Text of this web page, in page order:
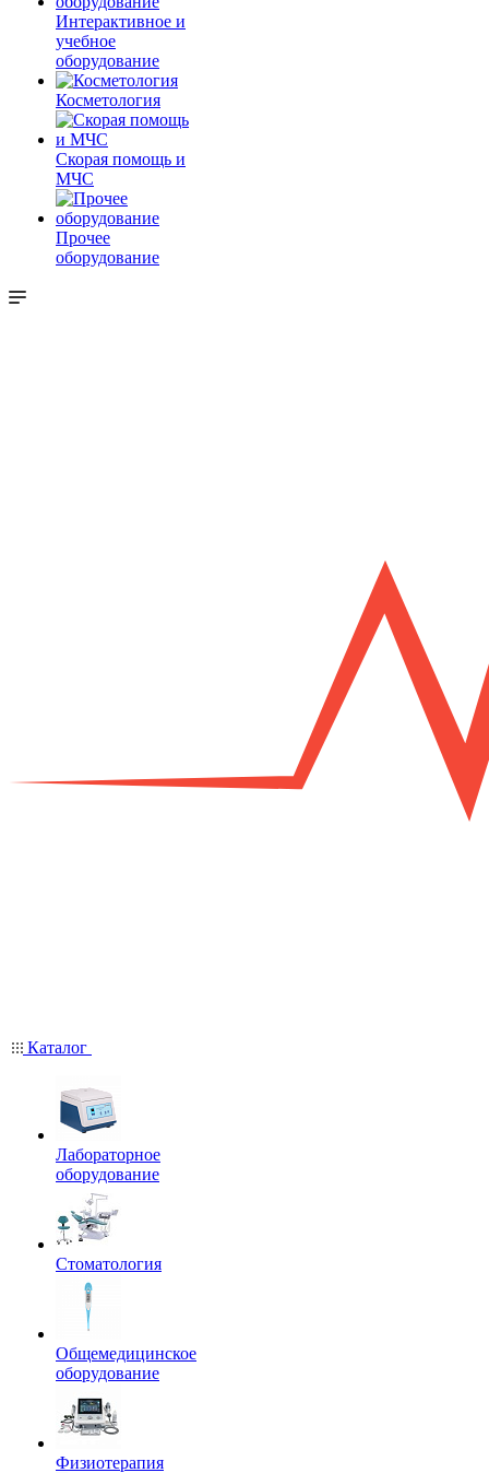
Интерактивное и
учебное
оборудование
Косметология
Скорая помощь и
МЧС
Прочее
оборудование
Каталог
Лабораторное
оборудование
Стоматология
Общемедицинское
оборудование
Физиотерапия